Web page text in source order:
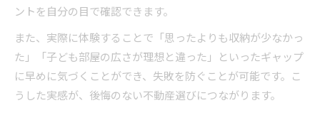
不動産購入で気を付けたい生活動線の工夫
住み心地を左右する不動産分譲の基準
ントを自分の目で確認できます。
また、実際に体験することで「思ったよりも収納が少なかっ
た」「子ども部屋の広さが理想と違った」といったギャップ
に早めに気づくことができ、失敗を防ぐことが可能です。こ
うした実感が、後悔のない不動産選びにつながります。